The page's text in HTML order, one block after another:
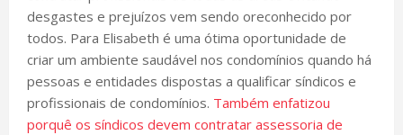
desgastes e prejuízos vem sendo oreconhecido por
todos. Para Elisabeth é uma ótima oportunidade de
criar um ambiente saudável nos condomínios quando há
pessoas e entidades dispostas a qualificar síndicos e
profissionais de condomínios. Também enfatizou
porquê os síndicos devem contratar assessoria de